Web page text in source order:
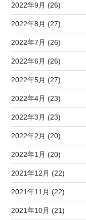
2022年9月 (26)
2022年8月 (27)
2022年7月 (26)
2022年6月 (26)
2022年5月 (27)
2022年4月 (23)
2022年3月 (23)
2022年2月 (20)
2022年1月 (20)
2021年12月 (22)
2021年11月 (22)
2021年10月 (21)